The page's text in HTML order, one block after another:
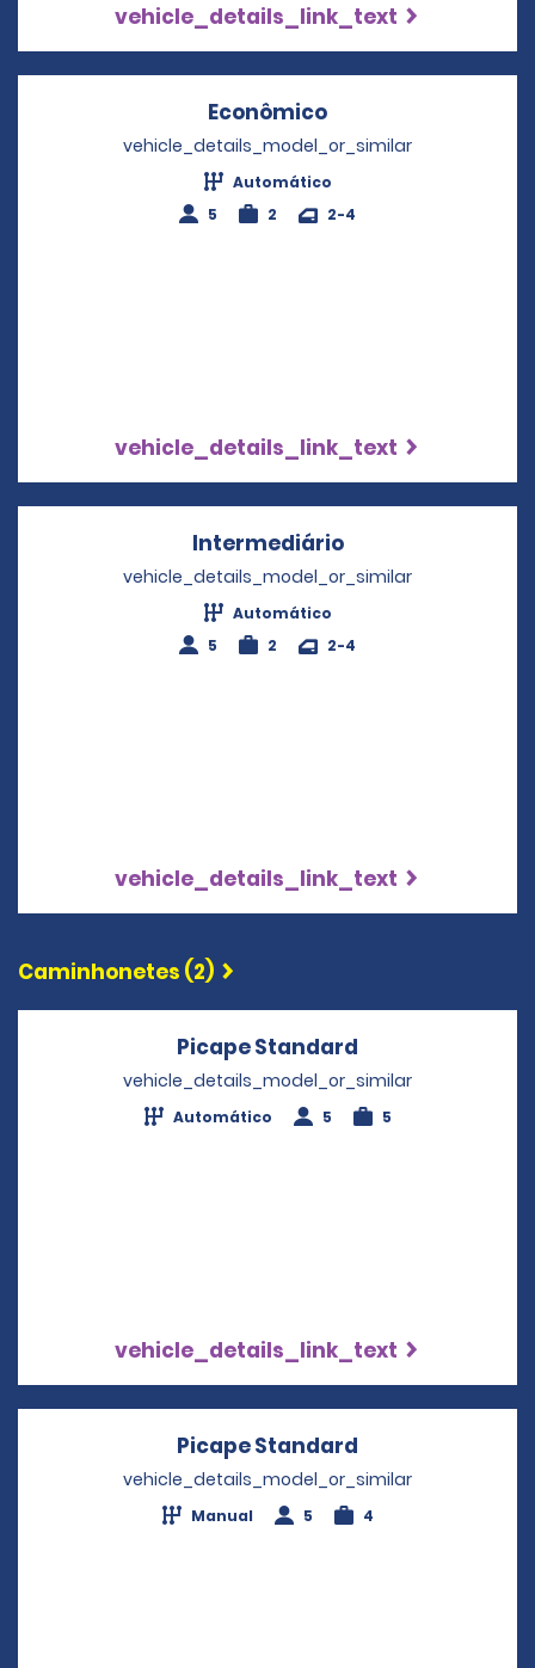
vehicle_details_link_text
Econômico
vehicle_details_model_or_similar
Automático
5
2 2-4
vehicle_details_link_text
IntermediárioOpens in a new
vehicle_details_model_or_similar
Automático
5
2 2-4
vehicle_details_link_text
Caminhonetes (2)
Picape Standard
vehicle_details_model_or_similar
Automático 5 5
vehicle_details_link_text
Picape Standard
vehicle_details_model_or_similar
Manual 5 4